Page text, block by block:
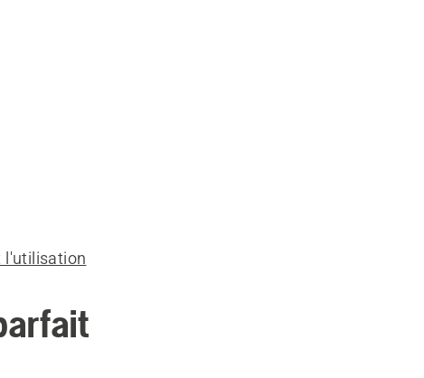
l'utilisation